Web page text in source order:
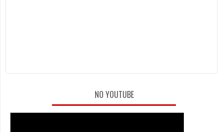
NO YOUTUBE